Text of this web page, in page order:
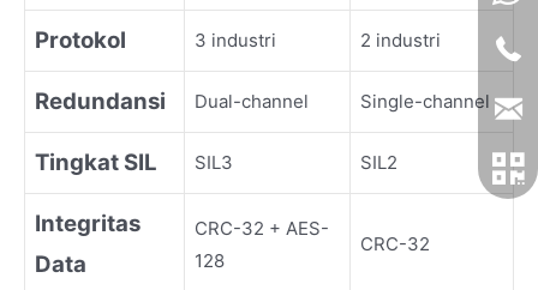
Protokol 3 industri 2 industri
Redundansi Dual-channel Single-channel
Tingkat SIL SIL3 SIL2
Integritas
Data
CRC-32 + AES-
128
CRC-32